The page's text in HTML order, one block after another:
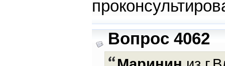
Вопрос 4062